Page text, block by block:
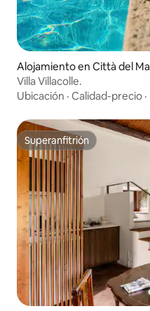
Alojamiento en Città del
Villa Villacolle.
Ubicación · Calidad-precio ·
Superanfitrión
Superanfitrión